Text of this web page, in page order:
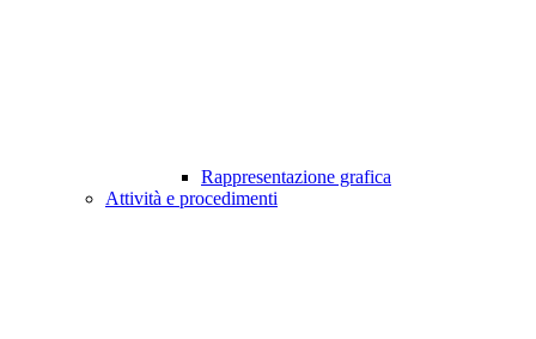
Rappresentazione grafica
Attività e procedimenti